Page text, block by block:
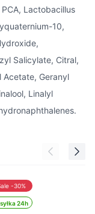
Lactobacillus
10,
Salicylate, Citral,
Acetate, Geranyl
Linalyl
24h
-30%